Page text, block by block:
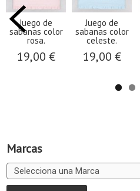
Marcas
Juego de
sabanas color
rosa.
19,00 €
Juego de
sabanas color
celeste.
19,00 €